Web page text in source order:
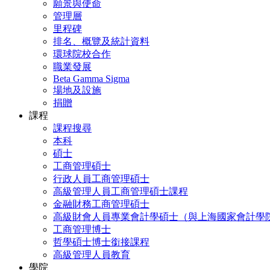
願景與使命
管理層
里程碑
排名、概覽及統計資料
環球院校合作
職業發展
Beta Gamma Sigma
場地及設施
捐贈
課程
課程搜尋
本科
碩士
工商管理碩士
行政人員工商管理碩士
高級管理人員工商管理碩士課程
金融財務工商管理碩士
高級財會人員專業會計學碩士（與上海國家會計學
工商管理博士
哲學碩士博士銜接課程
高級管理人員教育
學院